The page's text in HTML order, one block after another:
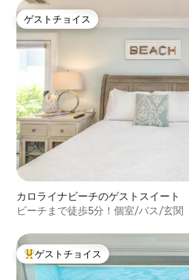
ゲストチョイス
ゲストチョイス
カロライナビーチのゲストスイート
ビーチまで徒歩5分！個室/バス/玄関
大好評のゲストチョイスです。
ゲストチョイス